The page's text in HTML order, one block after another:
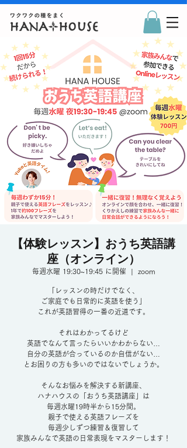
【体験レッスン】おうち英語講
座（オンライン）
毎週水曜 19:30~19:45 に開催
  |
zoom
「レッスンの時だけでなく、
ご家庭でも日常的に英語を使う」
これが英語習得の一番の近道です。
それはわかってるけど
英語でなんて言ったらいいかわからない…
自分の英語が合っているのか自信がない…
とお困りの方も多いのではないでしょうか。
そんなお悩みを解決する新講座、
ハナハウスの「おうち英語講座」は
毎週水曜19時半から15分間。
親子で使える英語フレーズを
毎週少しずつ練習＆復習して
家族みんなで英語の日常表現をマスターします！